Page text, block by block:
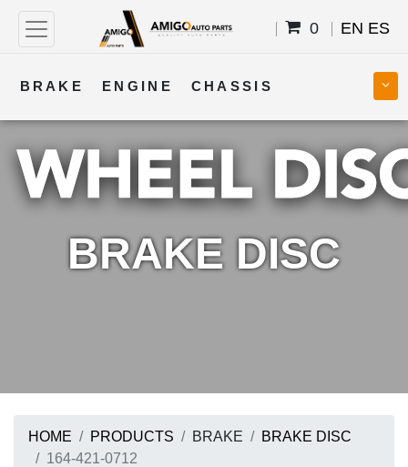
0 EN ES
BRAKE ENGINE CHASSIS
COOLING STEERING BODY
TRANSMISSION FUEL ELECTRICAL
BRAKE DISC
HOME PRODUCTS BRAKE
BRAKE DISC
164-421-0712